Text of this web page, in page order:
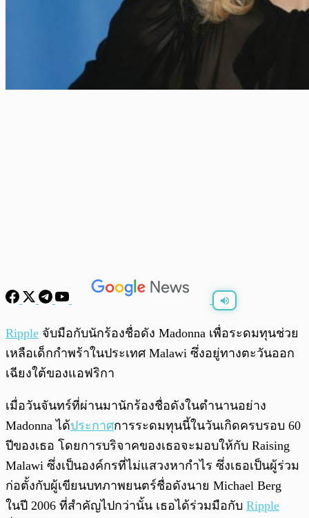
พร้อมเล่น
Ripple จับมือกับนักร้องชื่อดัง Madonna เพื่อระดมทุนช่วย
เหลือเด็กกำพร้าในประเทศ Malawi ซึ่งอยู่ทางตะวันออก
เฉียงใต้ของแอฟริกา
เมื่อวันจันทร์ที่ผ่านมานักร้องชื่อดังในตำนานอย่าง
Madonna ได้ประกาศการระดมทุนนี้ในวันเกิดครบรอบ 60
ปีของเธอ โดยการบริจาคของเธอจะมอบให้กับ Raising
Malawi ซึ่งเป็นองค์กรที่ไม่แสวงหากำไร ซึ่งเธอเป็นผู้ร่วม
ก่อตั้งกับผู้เขียนบทภาพยนตร์ชื่อดังนาย Michael Berg
ในปี 2006 ที่สำคัญไปกว่านั้น เธอได้ร่วมมือกับ Ripple